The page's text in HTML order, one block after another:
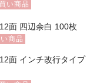
い商品
面 四辺余白 100枚
商品
面 インチ改行タイプ